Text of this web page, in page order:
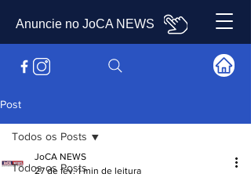
Anuncie no JoCA NEWS
Post
Todos os Posts
Todos os Posts
JoCA NEWS
27 de fev. 1 min de leitura